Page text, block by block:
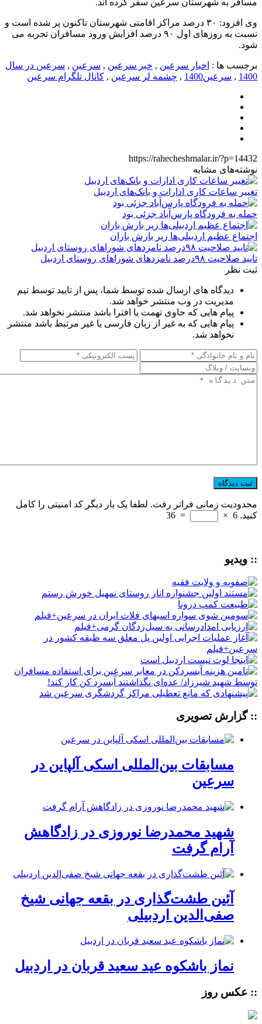
مسافر به شهرستان سرعین سفر کرده اند.
وی افزود: ۳۰ درصد مراکز اقامتی شهرستان تاکنون پر شده است و
نسبت به روزهای اول ۹۰ درصد افزایش ورود مسافران تجربه می
شود.
برچسب ها : اخبار سرعین , خبر سرعین , سرعین , سرعین در سال
1400
, سرعین1400 , چشمه لر سرعین , کانال تلگرام سرعین
https://rahecheshmalar.ir/?p=14432
نوشته‌های مشابه
تغییر ساعات کاری ادارات و بانک‌های اردبیل
حمله به فرودگاه پارس‌‌آباد جزئی بود
اجتماع عظیم اردبیلی‌ها زیر بارش باران
تایید صلاحیت ۹۸درصد نامزدهای شوراهای روستای اردبیل
ثبت نظر
دیدگاه های ارسال شده توسط شما، پس از تایید توسط تیم
مدیریت در وب منتشر خواهد شد.
پیام هایی که حاوی تهمت یا افترا باشد منتشر نخواهد شد.
پیام هایی که به غیر از زبان فارسی یا غیر مرتبط باشد منتشر
نخواهد شد.
محدودیت زمانی فراتر رفت. لطفا یک بار دیگر کد امنیتی را کامل
کنید. 6
×
=
36
:: ویدیو
:: گزارش تصویری
مسابقات بین‌المللی اسکی آلپاین در
سرعین
شهید محمدرضا نوروزی در زادگاهش
آرام گرفت
آئین طشت‌گذاری در بقعه جهانی شیخ
صفی‌الدین اردبیلی
نماز باشکوه عید سعید قربان در اردبیل
:: عکس روز